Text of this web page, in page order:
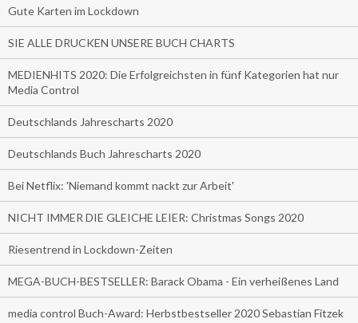
Gute Karten im Lockdown
SIE ALLE DRUCKEN UNSERE BUCH CHARTS
MEDIENHITS 2020: Die Erfolgreichsten in fünf Kategorien hat nur
Media Control
Deutschlands Jahrescharts 2020
Deutschlands Buch Jahrescharts 2020
Bei Netflix: 'Niemand kommt nackt zur Arbeit'
NICHT IMMER DIE GLEICHE LEIER: Christmas Songs 2020
Riesentrend in Lockdown-Zeiten
MEGA-BUCH-BESTSELLER: Barack Obama - Ein verheißenes Land
media control Buch-Award: Herbstbestseller 2020 Sebastian Fitzek